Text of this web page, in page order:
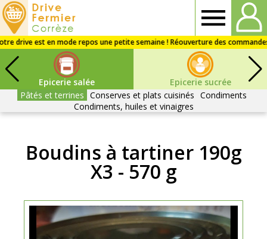
Corrèze
Epicerie salée
Epicerie sucrée
Pâtés et terrines Conserves et plats cuisinés Condiments
Condiments, huiles et vinaigres
Boudins à tartiner 190g
X3 - 570 g